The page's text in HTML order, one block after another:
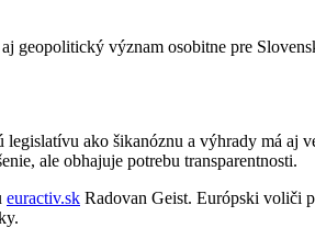
význam osobitne pre
ako šikanóznu a výhrady má aj
ale obhajuje potrebu transparentnosti.
euractiv.sk Radovan Geist. Európski voliči